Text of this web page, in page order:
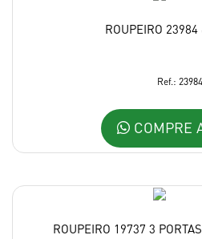
ROUPEIRO 23984
Ref.: 23984
COMPRE
ROUPEIRO 19737 3